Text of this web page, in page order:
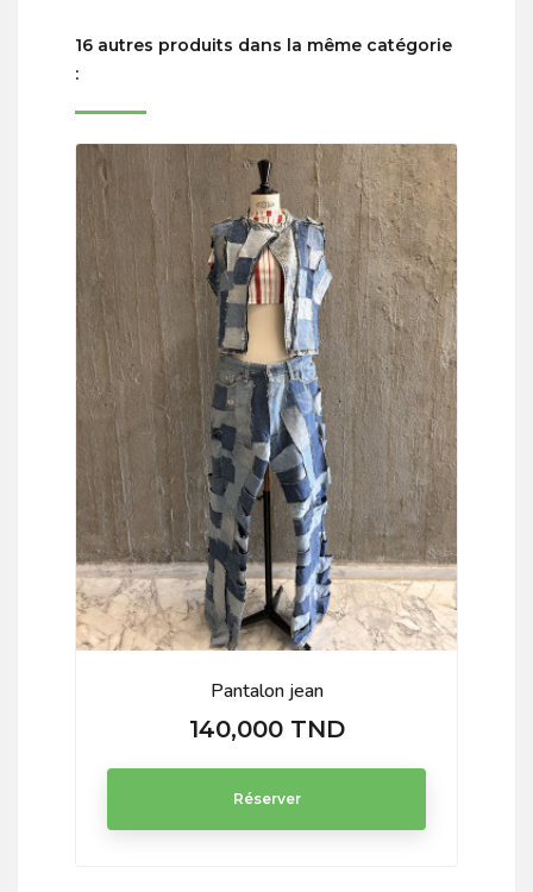
16 autres produits dans la même catégorie
:
Pantalon jean
Prix
140,000 TND
Réserver